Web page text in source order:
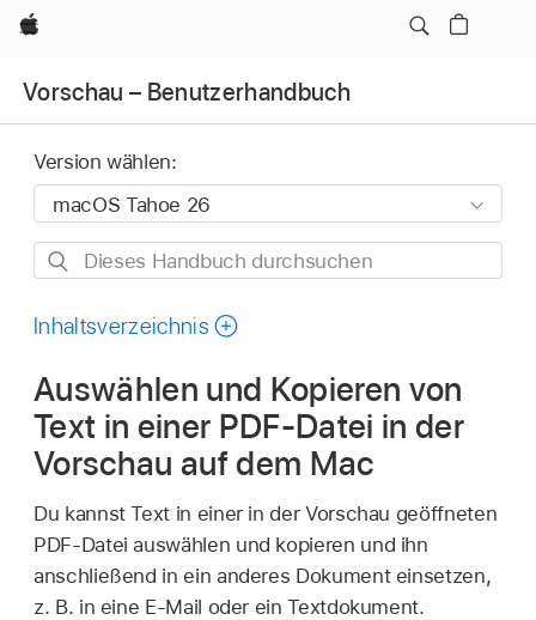
Apple
Vorschau – Benutzerhandbuch
Version wählen:
Dieses
durchsuchen
Inhaltsverzeichnis
Auswählen und Kopieren von
Text in einer PDF-Datei in der
Vorschau auf dem Mac
Du kannst Text in einer in der Vorschau geöffneten
PDF-Datei auswählen und kopieren und ihn
anschließend in ein anderes Dokument einsetzen,
z. B. in eine E-Mail oder ein Textdokument.